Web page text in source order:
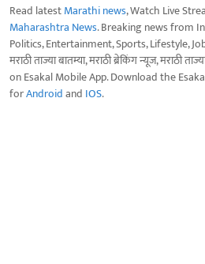
Read latestMarathi news, Watch Live
Maharashtra News. Breaking news from
Politics, Entertainment, Sports, Lifestyle,
मराठी ताज्या बातम्या, मराठी ब्रेकिंग न्यूज, मराठी
on Esakal Mobile App. Download the
forAndroidand IOS.